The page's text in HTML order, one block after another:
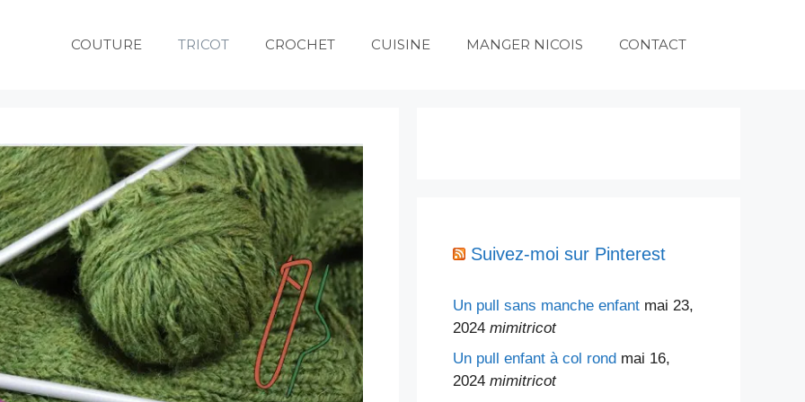
COUTURE TRICOT CROCHET CUISINE MANGER NICOIS CONTACT
Suivez-moi sur Pinterest
Un pull sans manche enfant mai 23,
2024 mimitricot
Un pull enfant à col rond mai 16,
2024 mimitricot